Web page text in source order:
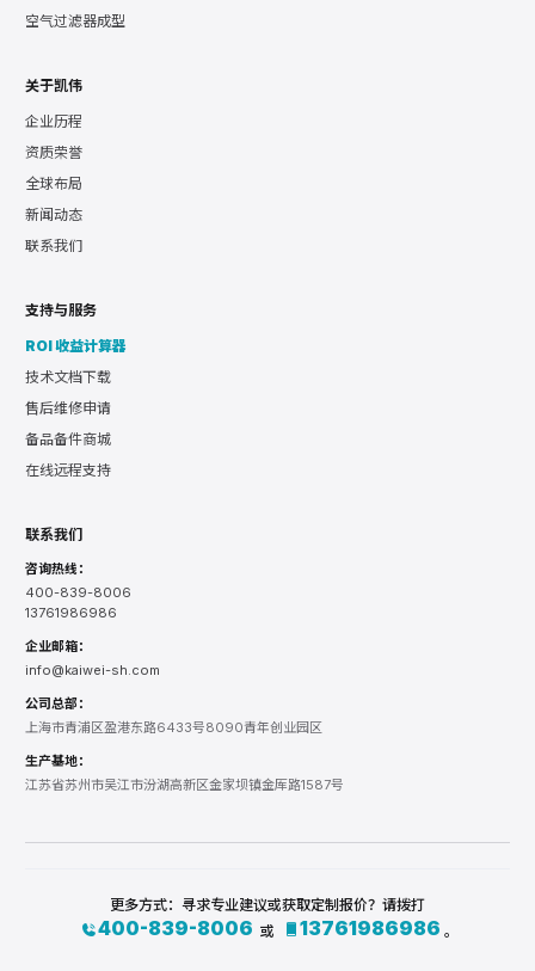
空气过滤器成型
关于凯伟
企业历程
资质荣誉
全球布局
新闻动态
联系我们
支持与服务
ROI 收益计算器
技术文档下载
售后维修申请
备品备件商城
在线远程支持
联系我们
咨询热线：
400-839-8006
13761986986
企业邮箱：
info@kaiwei-sh.com
公司总部：
上海市青浦区盈港东路6433号8090青年创业园区
生产基地：
江苏省苏州市吴江市汾湖高新区金家坝镇金厍路1587号
更多方式：寻求专业建议或获取定制报价？请拨打
400-839-8006 或 13761986986 。